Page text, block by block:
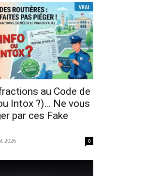
au Code de
Intox ?)… Ne vous
par ces Fake
2026 0